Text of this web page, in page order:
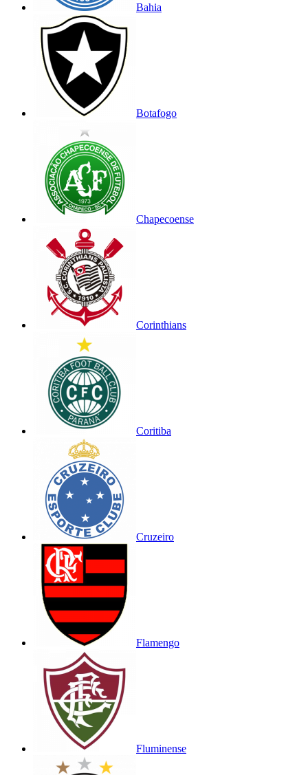
Bahia
Botafogo
Chapecoense
Corinthians
Coritiba
Cruzeiro
Flamengo
Fluminense